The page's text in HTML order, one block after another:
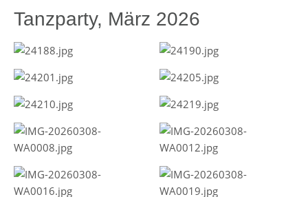
Tanzparty, März 2026